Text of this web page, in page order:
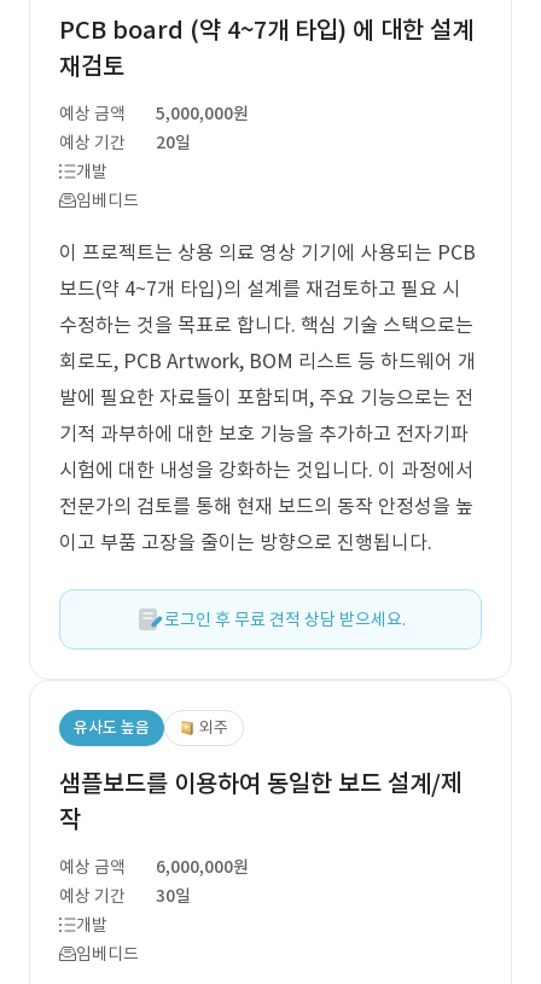
PCB board (약 4~7개 타입) 에 대한 설계
재검토
예상 금액
5,000,000원
예상 기간
20일
개발
임베디드
이 프로젝트는 상용 의료 영상 기기에 사용되는 PCB
보드(약 4~7개 타입)의 설계를 재검토하고 필요 시
수정하는 것을 목표로 합니다. 핵심 기술 스택으로는
회로도, PCB Artwork, BOM 리스트 등 하드웨어 개
발에 필요한 자료들이 포함되며, 주요 기능으로는 전
기적 과부하에 대한 보호 기능을 추가하고 전자기파
시험에 대한 내성을 강화하는 것입니다. 이 과정에서
전문가의 검토를 통해 현재 보드의 동작 안정성을 높
이고 부품 고장을 줄이는 방향으로 진행됩니다.
로그인 후 무료 견적 상담 받으세요.
유사도 높음 외주
샘플보드를 이용하여 동일한 보드 설계/제
작
예상 금액
6,000,000원
예상 기간
30일
개발
임베디드